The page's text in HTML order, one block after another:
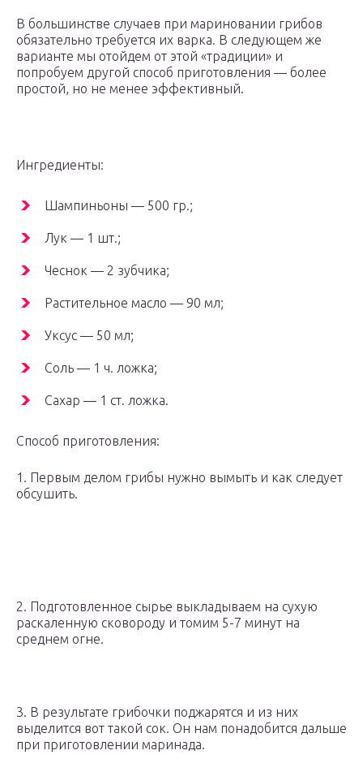
В большинстве случаев при мариновании грибов
обязательно требуется их варка. В следующем же
варианте мы отойдем от этой «традиции» и
попробуем другой способ приготовления — более
простой, но не менее эффективный.
Ингредиенты:
Шампиньоны — 500 гр.;
Лук — 1 шт.;
Чеснок — 2 зубчика;
Растительное масло — 90 мл;
Уксус — 50 мл;
Соль — 1 ч. ложка;
Сахар — 1 ст. ложка.
Способ приготовления:
1. Первым делом грибы нужно вымыть и как следует
обсушить.
2. Подготовленное сырье выкладываем на сухую
раскаленную сковороду и томим 5-7 минут на
среднем огне.
3. В результате грибочки поджарятся и из них
выделится вот такой сок. Он нам понадобится дальше
при приготовлении маринада.